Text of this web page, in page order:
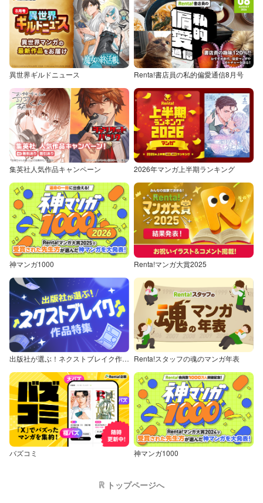
異世界ギルドニュース Renta!書店員の私的偏愛通信8月号
集英社人気作品キャンペーン 2026年マンガ上半期ランキング
神マンガ1000 Renta!マンガ大賞2025
出版社が選ぶ！ネクストブレイク作品特集 Renta!スタッフの魂のマンガ年表
バズコミ 神マンガ1000
トップページへ